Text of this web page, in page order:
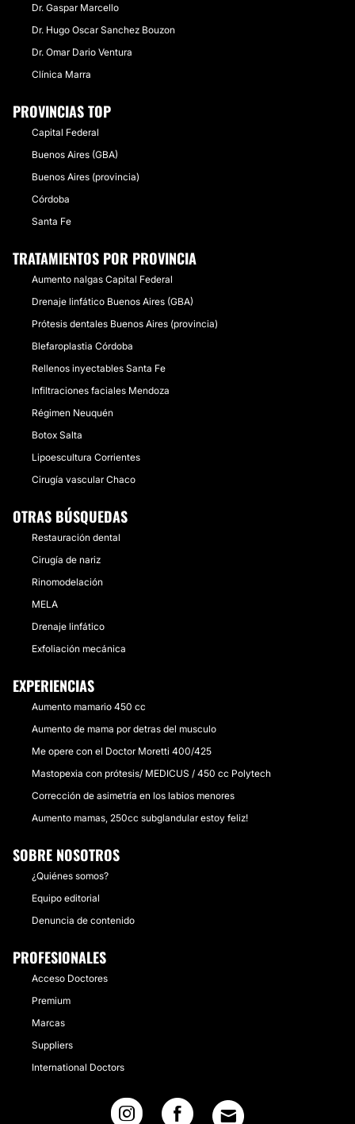
Dr. Gaspar Marcello
Dr. Hugo Oscar Sanchez Bouzon
Dr. Omar Dario Ventura
Clínica Marra
PROVINCIAS TOP
Capital Federal
Buenos Aires (GBA)
Buenos Aires (provincia)
Córdoba
Santa Fe
TRATAMIENTOS POR PROVINCIA
Aumento nalgas Capital Federal
Drenaje linfático Buenos Aires (GBA)
Prótesis dentales Buenos Aires (provincia)
Blefaroplastia Córdoba
Rellenos inyectables Santa Fe
Infiltraciones faciales Mendoza
Régimen Neuquén
Botox Salta
Lipoescultura Corrientes
Cirugía vascular Chaco
OTRAS BÚSQUEDAS
Restauración dental
Cirugía de nariz
Rinomodelación
MELA
Drenaje linfático
Exfoliación mecánica
EXPERIENCIAS
Aumento mamario 450 cc
Aumento de mama por detras del musculo
Me opere con el Doctor Moretti 400/425
Mastopexia con prótesis/ MEDICUS / 450 cc Polytech
Corrección de asimetría en los labios menores
Aumento mamas, 250cc subglandular estoy feliz!
SOBRE NOSOTROS
¿Quiénes somos?
Equipo editorial
Denuncia de contenido
PROFESIONALES
Acceso Doctores
Premium
Marcas
Suppliers
International Doctors